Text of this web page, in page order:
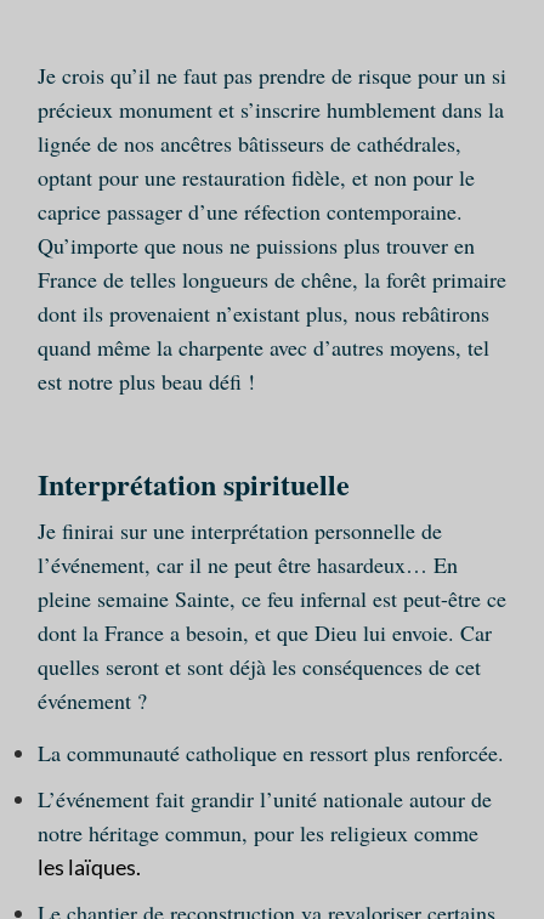
Je crois qu’il ne faut pas prendre de risque pour un si
précieux monument et s’inscrire humblement dans la
lignée de nos ancêtres bâtisseurs de cathédrales,
optant pour une restauration fidèle, et non pour le
caprice passager d’une réfection contemporaine.
Qu’importe que nous ne puissions plus trouver en
France de telles longueurs de chêne, la forêt primaire
dont ils provenaient n’existant plus, nous rebâtirons
quand même la charpente avec d’autres moyens, tel
est notre plus beau défi !
Interprétation spirituelle
Je finirai sur une interprétation personnelle de
l’événement, car il ne peut être hasardeux… En
pleine semaine Sainte, ce feu infernal est peut-être ce
dont la France a besoin, et que Dieu lui envoie. Car
quelles seront et sont déjà les conséquences de cet
événement ?
La communauté catholique en ressort plus renforcée.
L’événement fait grandir l’unité nationale autour de
notre héritage commun, pour les religieux comme
les laïques.
Le chantier de reconstruction va revaloriser certains